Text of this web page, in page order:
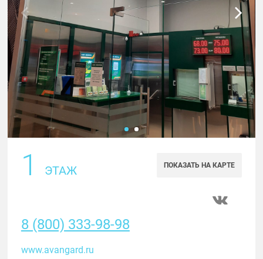
1 ЭТАЖ ПОКАЗАТЬ НА КАРТЕ
8 (800) 333-98-98
www.avangard.ru